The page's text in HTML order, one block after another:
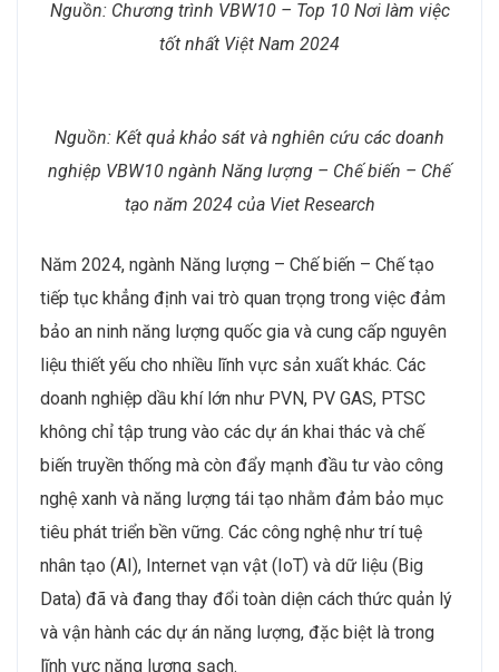
Nguồn: Chương trình VBW10 – Top 10 Nơi làm việc
tốt nhất Việt Nam 2024
Nguồn: Kết quả khảo sát và nghiên cứu các doanh
nghiệp VBW10 ngành Năng lượng – Chế biến – Chế
tạo năm 2024 của Viet Research